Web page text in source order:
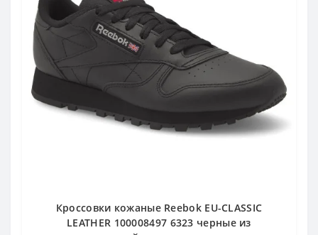
Кроссовки кожаные Reebok EU-CLASSIC
LEATHER 100008497 6323 черные из